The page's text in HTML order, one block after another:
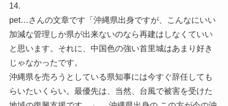
14.
pet…さんの文章です「沖縄県出身ですが、こんなにいい
加減な管理しか県が出来ないのなら再建はしなくていい
と思います。それに、中国色の強い首里城はあまり好き
じゃなかったです。
沖縄県を売ろうとしている県知事には今すぐ辞任しても
らいたいくらい。最優先は、当然、台風で被害を受けた